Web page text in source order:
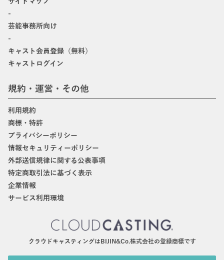
-
芸能事務所向け
-
キャスト会員登録（無料）
キャストログイン
規約・運営・その他
利用規約
商標・特許
プライバシーポリシー
情報セキュリティーポリシー
外部送信規律に関する公表事項
特定商取引法に基づく表示
企業情報
サービス利用環境
クラウドキャスティングはBIJIN&Co.株式会社の登録商標です